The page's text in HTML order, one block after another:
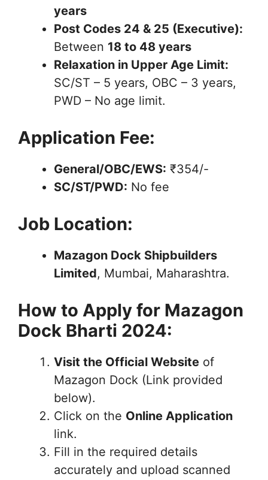
years
Post Codes 24 & 25 (Executive):
Between 18 to 48 years
Relaxation in Upper Age Limit:
SC/ST – 5 years, OBC – 3 years,
PWD – No age limit.
Application Fee:
General/OBC/EWS: ₹354/-
SC/ST/PWD: No fee
Job Location:
Mazagon Dock Shipbuilders
Limited, Mumbai, Maharashtra.
How to Apply for Mazagon
Dock Bharti 2024:
Visit the Official Website of
Mazagon Dock (Link provided
below).
Click on the Online Application
link.
Fill in the required details
accurately and upload scanned